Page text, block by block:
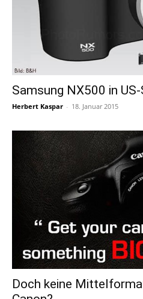
Samsung NX500 in
Herbert Kaspar - 18. Januar 2015
Doch keine